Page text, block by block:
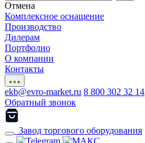
Отмена
Комплексное оснащение
Производство
Дилерам
Портфолио
О компании
Контакты
ekb@evro-market.ru 8 800 302 32 14
Обратный звонок
Завод торгового оборудования